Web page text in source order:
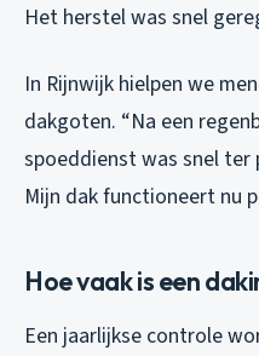
Het herstel was snel
In Rijnwijk hielpen we
dakgoten. “Na een
spoeddienst was snel
Mijn dak functioneert nu
Hoe vaak is een
Een jaarlijkse controle